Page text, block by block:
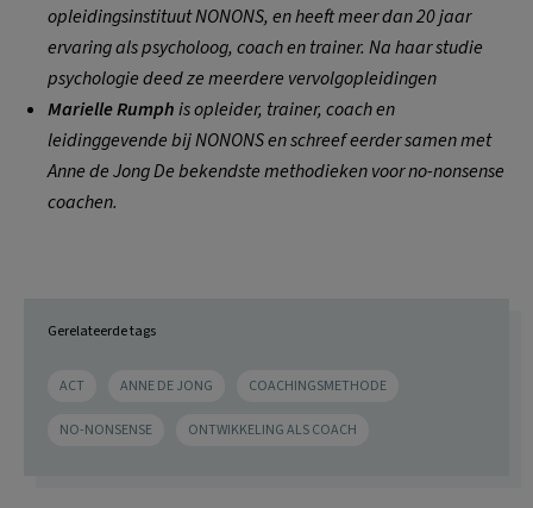
opleidingsinstituut NONONS, en heeft meer dan 20 jaar
ervaring als psycholoog, coach en trainer. Na haar studie
psychologie deed ze meerdere vervolgopleidingen
Marielle Rumphis opleider, trainer, coach en
leidinggevende bij NONONS en schreef eerder samen met
Anne de Jong De bekendste methodieken voor no-nonsense
coachen.
Gerelateerde tags
ACT ANNE DE JONG COACHINGSMETHODE
NO-NONSENSE ONTWIKKELING ALS COACH